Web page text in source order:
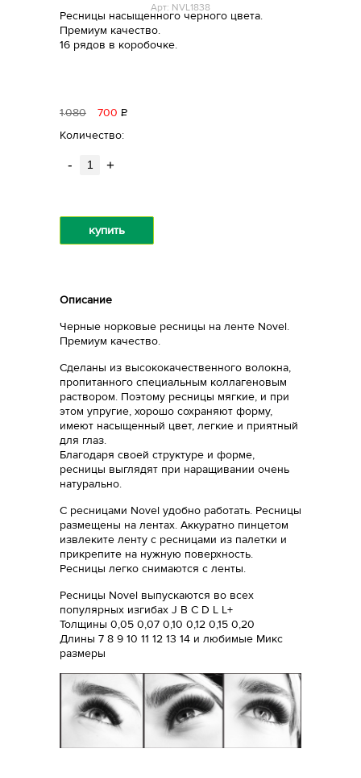
Арт: NVL1838
Ресницы насыщенного черного цвета.
Премиум качество.
16 рядов в коробочке.
1080 700 Р
Количество:
- +
купить
Описание
Черные норковые ресницы на ленте Novel.
Премиум качество.
Сделаны из высококачественного волокна,
пропитанного специальным коллагеновым
раствором. Поэтому ресницы мягкие, и при
этом упругие, хорошо сохраняют форму,
имеют насыщенный цвет, легкие и приятный
для глаз.
Благодаря своей структуре и форме,
ресницы выглядят при наращивании очень
натурально.
С ресницами Novel удобно работать. Ресницы
размещены на лентах. Аккуратно пинцетом
извлеките ленту с ресницами из палетки и
прикрепите на нужную поверхность.
Ресницы легко снимаются с ленты.
Ресницы Novel выпускаются во всех
популярных изгибах J B C D L L+
Толщины 0,05 0,07 0,10 0,12 0,15 0,20
Длины 7 8 9 10 11 12 13 14 и любимые Микс
размеры